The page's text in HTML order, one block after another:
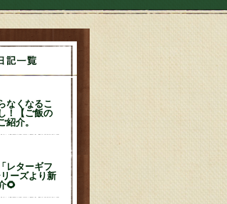
なくなるこ
！【ご飯の
紹介。
レターギフ
ーズより新
🌻